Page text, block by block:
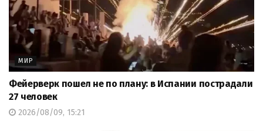
МИР
Фейерверк пошел не по плану: в Испании пострадали
27 человек
2026/08/09, 15:21